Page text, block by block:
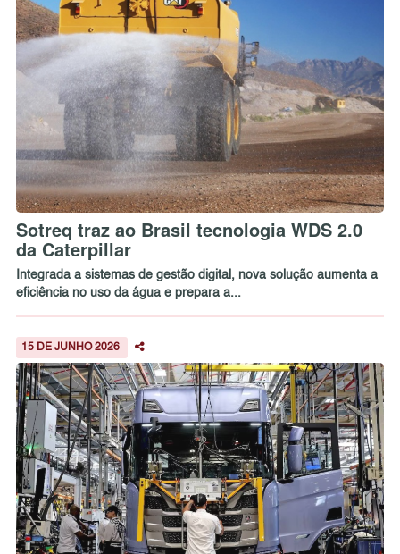
Sotreq traz ao Brasil tecnologia WDS 2.0
da Caterpillar
Integrada a sistemas de gestão digital, nova solução aumenta a
eficiência no uso da água e prepara a...
15 DE JUNHO 2026